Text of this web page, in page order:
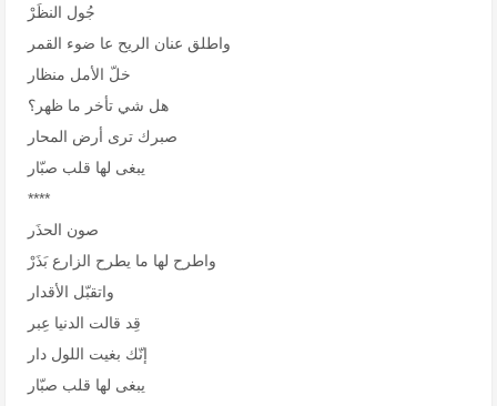
جُول النظَرْ
واطلق عنان الريح عا ضوء القمر
خلّ الأمل منظار
هل شي تأخر ما ظهر؟
صبرك ترى أرض المحار
يبغى لها قلب صبّار
****
صون الحذَر
واطرح لها ما يطرح الزارع بَذَرْ
واتقبّل الأقدار
قِد قالت الدنيا عِبر
إنّك بغيت اللول دار
يبغى لها قلب صبّار